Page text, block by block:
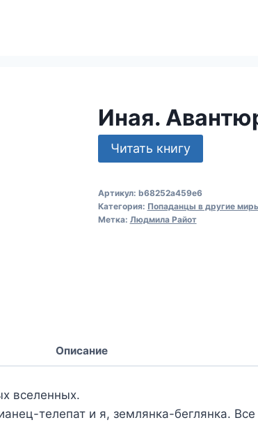
Иная.
Читать книгу
Артикул: b68252a459e6
Категория: Попаданцы в другие
Метка: Людмила Райот
Описание
вселенных.
телепат и я, землянка-беглянка.